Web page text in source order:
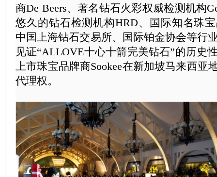
商De Beers、著名钻石火彩权威检测机构
悠久的钻石检测机构HRD、国际知名珠宝
中国上海钻石交易所、国际铂金协会等行
见证“ALLOVE十心十箭完美钻石”的历史
上市珠宝品牌商Sookee在新加坡马来西亚
代理权。